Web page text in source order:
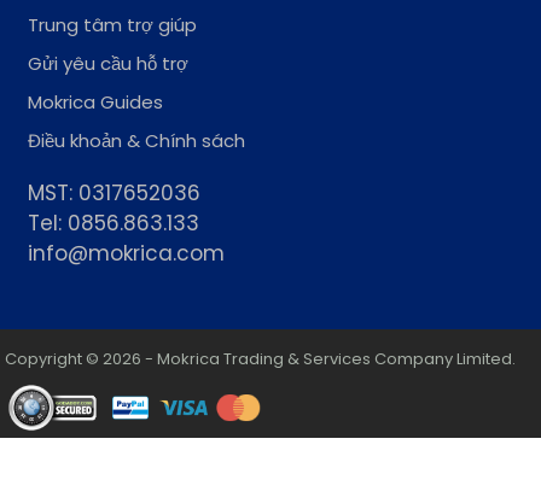
Trung tâm trợ giúp
Gửi yêu cầu hỗ trợ
Mokrica Guides
Điều khoản & Chính sách
MST: 0317652036
Tel: 0856.863.133
info@mokrica.com
Copyright © 2026 - Mokrica Trading & Services Company Limited.